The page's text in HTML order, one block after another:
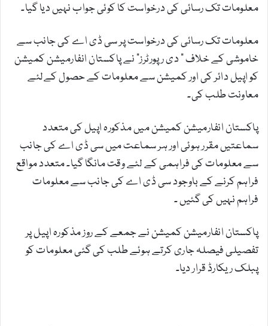
معلومات تک رسائی کی درخواست کا کوئی جواب نہیں دیا گیا۔
معلومات تک رسائی کی درخواست پر سی ڈی اے کی جانب سے
خاموشی کے خلاف ” دی رپورٹرز” نے پاکستان انفارمیشن کمیشن
کو اپیل دائر کی اور کمیشن سے معلومات کے حصول کےلئے
معاونت طلب کی۔
پاکستان انفارمیشن کمیشن میں مذکورہ اپیل کی متعدد
سماعتیں مقرر ہوئی اور ہر سماعت میں سی ڈی اے کی جانب
سے معلومات کی فراہمی کے لئے وقت مانگا گیا۔ متعدد مواقع
فراہم کرنے کے باوجود سی ڈی اے کی جانب سے معلومات
فراہم نہیں کی گئیں ۔
پاکستان انفارمیشن کمیشن نے جمعے کے روز مذکورہ اپیل پر
تفصیلی فیصلہ جاری کرتے ہوئے طلب کی گئی معلومات کو
پبلک ریکارڈ قرار دیا۔